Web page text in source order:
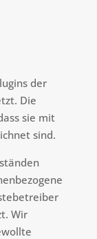
der
Die
sie mit
sind.
Wir